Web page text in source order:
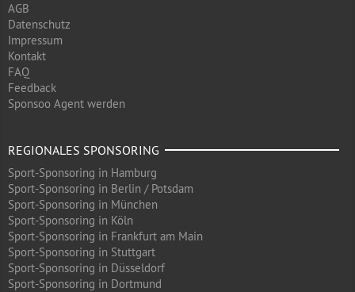
AGB
Datenschutz
Impressum
Kontakt
FAQ
Feedback
Sponsoo Agent werden
REGIONALES SPONSORING
Sport-Sponsoring in Hamburg
Sport-Sponsoring in Berlin / Potsdam
Sport-Sponsoring in München
Sport-Sponsoring in Köln
Sport-Sponsoring in Frankfurt am Main
Sport-Sponsoring in Stuttgart
Sport-Sponsoring in Düsseldorf
Sport-Sponsoring in Dortmund